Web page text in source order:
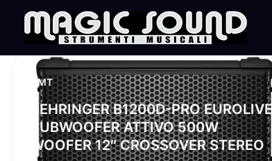
NMT
BEHRINGER B1200D-PRO EUROLIVE
SUBWOOFER ATTIVO 500W
WOOFER 12″ CROSSOVER STEREO